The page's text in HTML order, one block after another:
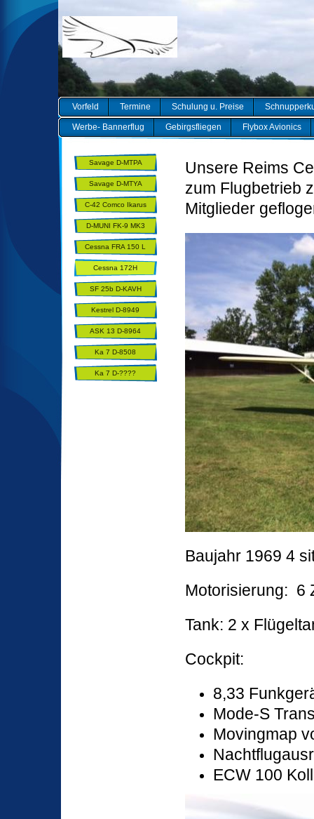
Vorfeld Termine Schulung u. Preise
Werbe- Bannerflug Gebirgsfliegen Flybox Avionics
Savage D-MTPA
Savage D-MTYA
C-42 Comco Ikarus
D-MUNI FK-9 MK3
Utility
Cessna FRA 150 L
AEROBAT
Cessna 172H
SF 25b D-KAVH
Kestrel D-8949
ASK 13 D-8964
Ka 7 D-8508
Ka 7 D-????
Unsere Reims
zum Flugbetrieb
Mitglieder
Baujahr 1969 4
Motorisierung: 6
Tank: 2 x
Cockpit:
8,33
Mode-S
Movingmap
ECW 100